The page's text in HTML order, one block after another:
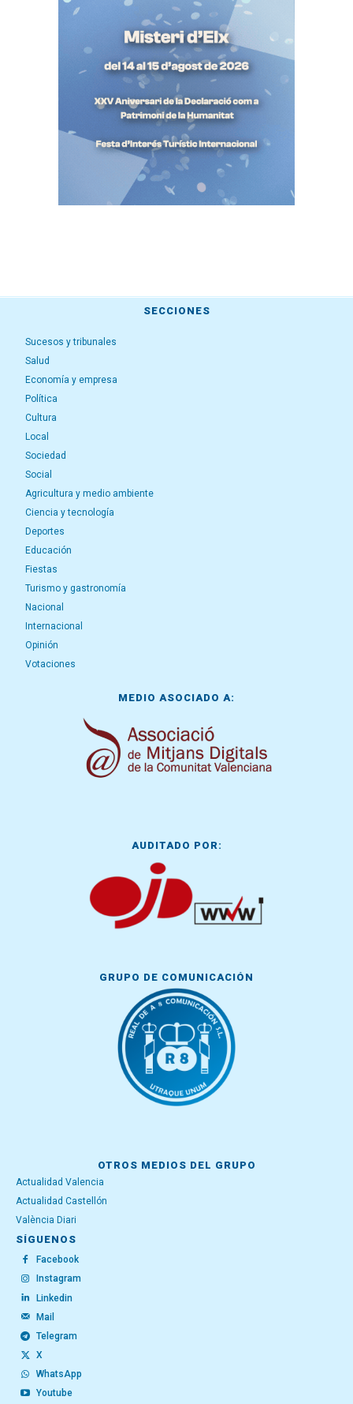
SECCIONES
Sucesos y tribunales
Salud
Economía y empresa
Política
Cultura
Local
Sociedad
Social
Agricultura y medio ambiente
Ciencia y tecnología
Deportes
Educación
Fiestas
Turismo y gastronomía
Nacional
Internacional
Opinión
Votaciones
MEDIO ASOCIADO A:
AUDITADO POR:
GRUPO DE COMUNICACIÓN
OTROS MEDIOS DEL GRUPO
Actualidad Valencia
Actualidad Castellón
València Diari
SÍGUENOS
Facebook
Instagram
Linkedin
Mail
Telegram
X
WhatsApp
Youtube